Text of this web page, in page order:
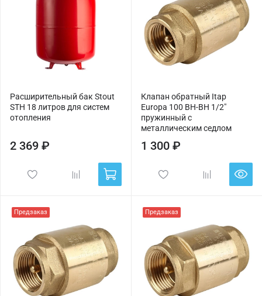
Расширительный бак Stout
STH 18 литров для систем
отопления
2 369 ₽
Клапан обратный Itap
Europa 100 ВН-ВН 1/2"
пружинный с
металлическим седлом
1 300 ₽
Предзаказ Предзаказ